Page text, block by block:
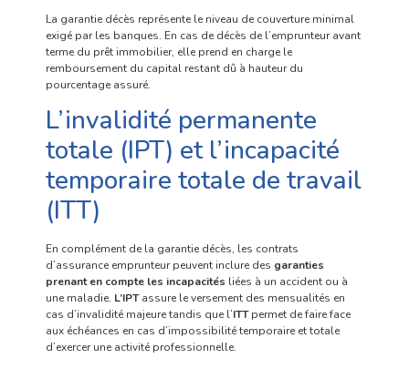
La garantie décès représente le niveau de couverture minimal
exigé par les banques. En cas de décès de l’emprunteur avant
terme du prêt immobilier, elle prend en charge le
remboursement du capital restant dû à hauteur du
pourcentage assuré.
L’invalidité permanente
totale (IPT) et l’incapacité
temporaire totale de travail
(ITT)
En complément de la garantie décès, les contrats
d’assurance emprunteur peuvent inclure des garanties
prenant en compte les incapacités liées à un accident ou à
une maladie. L’IPTassure le versement des mensualités en
cas d’invalidité majeure tandis que l’ITTpermet de faire face
aux échéances en cas d’impossibilité temporaire et totale
d’exercer une activité professionnelle.